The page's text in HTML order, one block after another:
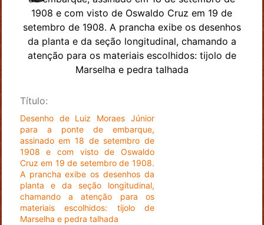
Título:
Desenho de Luiz Moraes Júnior
para a ponte de embarque,
assinado em 18 de setembro de
1908 e com visto de Oswaldo
Cruz em 19 de setembro de 1908.
A prancha exibe os desenhos da
planta e da seção longitudinal,
chamando a atenção para os
materiais escolhidos: tijolo de
Marselha e pedra talhada